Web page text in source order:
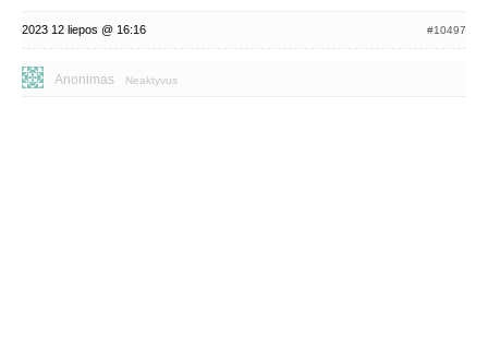
2023 12 liepos @ 16:16 #10497
Anonimas Neaktyvus